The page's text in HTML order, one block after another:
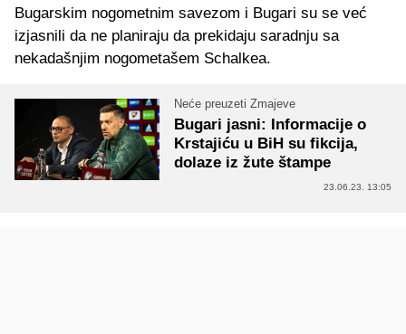
Bugarskim nogometnim savezom i Bugari su se već
izjasnili da ne planiraju da prekidaju saradnju sa
nekadašnjim nogometašem Schalkea.
Neće preuzeti Zmajeve
Bugari jasni: Informacije o
Krstajiću u BiH su fikcija,
dolaze iz žute štampe
23.06.23. 13:05